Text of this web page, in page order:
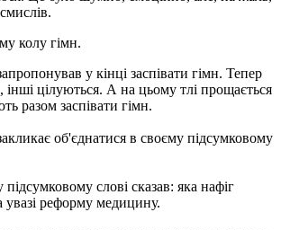
колу гімн.
у кінці заспівати гімн. Тепер
інші цілуються. А на цьому тлі прощається
разом заспівати гімн.
об'єднатися в своєму підсумковому
слові сказав: яка нафіг
реформу медицину.